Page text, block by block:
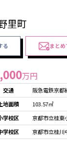
里町
る まとめ
万円
交通
阪急電鉄京
地面積
103.57㎡
学校区
京都市立桂東
学校区
京都市立桂川